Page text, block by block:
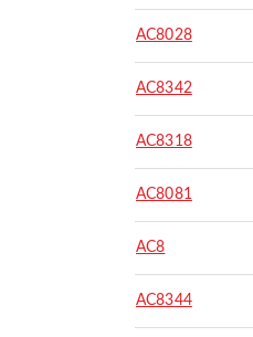
AC8028
AC8342
AC8318
AC8081
AC8
AC8344